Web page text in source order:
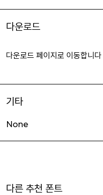
다운로드
다운로드 페이지로 이동합니다
기타
None
다른 추천 폰트